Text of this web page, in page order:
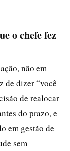
o chefe fez
não em
de dizer “você
de realocar
do prazo, e
em gestão de
sem